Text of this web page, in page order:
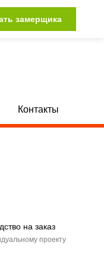
замерщика
МДФ
Контакты
на заказ
проекту